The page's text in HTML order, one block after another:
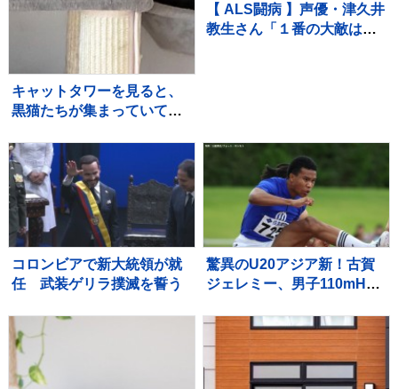
キャットタワーを見ると、
黒猫たちが集まっていて…
『素敵すぎる瞬間』に２万
いいね「圧巻」「かわいす
ぎる影分身」
【 ALS闘病 】声優・津久井
教生さん「１番の大敵は睡
コロンビアで新大統領が就
任 武装ゲリラ撲滅を誓う
驚異のU20アジア新！古賀
ジェレミー、男子110mHで
以来の決勝進出【U20世界
陸上】